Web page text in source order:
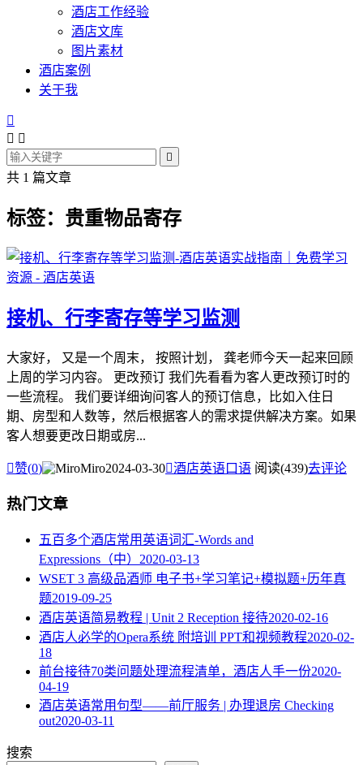
酒店工作经验
酒店文库
图片素材
酒店案例
关于我

 

共 1 篇文章
标签：贵重物品寄存
接机、行李寄存等学习监测
大家好， 又是一个周末， 按照计划， 龚老师今天一起来回顾
上周的学习内容。 更改预订 我们先看看为客人更改预订时的
一些流程。 我们要详细询问客人的预订信息，比如入住日
期、房型和人数等，然后根据客人的需求提供解决方案。如果
客人想要更改日期或房...
赞(0) Miro2024-03-30酒店英语口语 阅读(439)去评论
热门文章
五百多个酒店常用英语词汇-Words and
Expressions（中） 2020-03-13
WSET 3 高级品酒师 电子书+学习笔记+模拟题+历年真
题2019-09-25
酒店英语简易教程 | Unit 2 Reception 接待2020-02-16
酒店人必学的Opera系统 附培训 PPT和视频教程2020-02-
18
​前台接待70类问题处理流程清单，酒店人手一份2020-
04-19
酒店英语常用句型——前厅服务 | 办理退房 Checking
out2020-03-11
搜索